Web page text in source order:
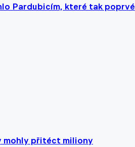
Pardubicím, které tak poprvé
mohly přitéct miliony